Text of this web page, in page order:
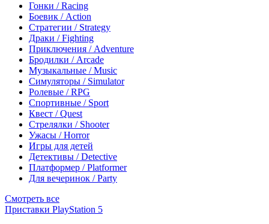
Гонки / Racing
Боевик / Action
Стратегии / Strategy
Драки / Fighting
Приключения / Adventure
Бродилки / Arcade
Музыкальные / Music
Симуляторы / Simulator
Ролевые / RPG
Спортивные / Sport
Квест / Quest
Стрелялки / Shooter
Ужасы / Horror
Игры для детей
Детективы / Detective
Платформер / Platformer
Для вечеринок / Party
Смотреть все
Приставки PlayStation 5